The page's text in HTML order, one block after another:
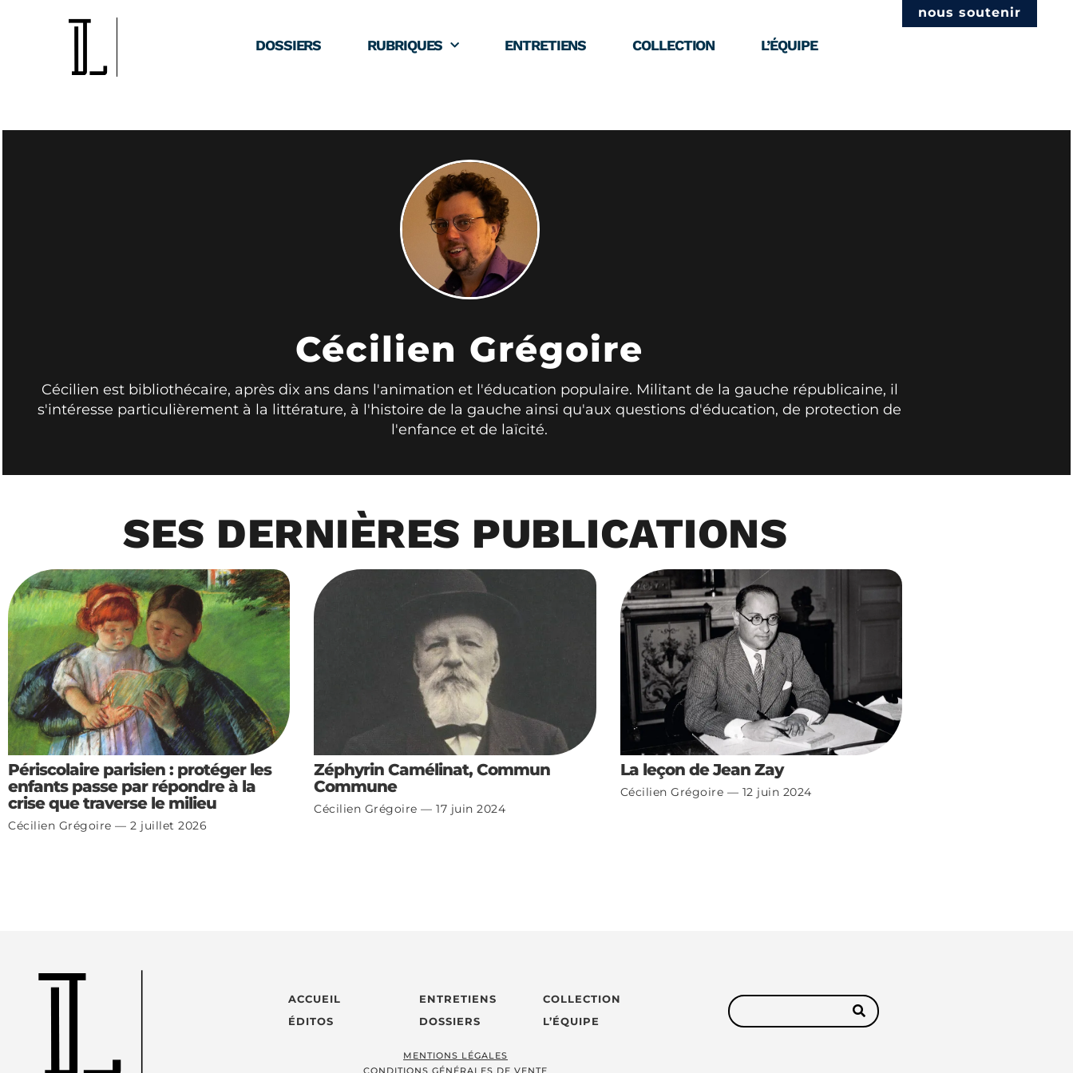
DOSSIERS RUBRIQUES ENTRETIENS COLLECTION L’ÉQUIPE
nous soutenir
Cécilien Grégoire
Cécilien est bibliothécaire, après dix ans dans l'animation et l'éducation populaire. Militant de la gauche républicaine, il
s'intéresse particulièrement à la littérature, à l'histoire de la gauche ainsi qu'aux questions d'éducation, de protection de
l'enfance et de laïcité.
SES DERNIÈRES PUBLICATIONS
Périscolaire parisien : protéger les
enfants passe par répondre à la
crise que traverse le milieu
Cécilien Grégoire 2 juillet 2026
Zéphyrin Camélinat, Commun
Commune
Cécilien Grégoire 17 juin 2024
La leçon de Jean Zay
Cécilien Grégoire 12 juin 2024
ACCUEIL
ÉDITOS
ENTRETIENS
DOSSIERS
COLLECTION
L’ÉQUIPE
MENTIONS LÉGALES